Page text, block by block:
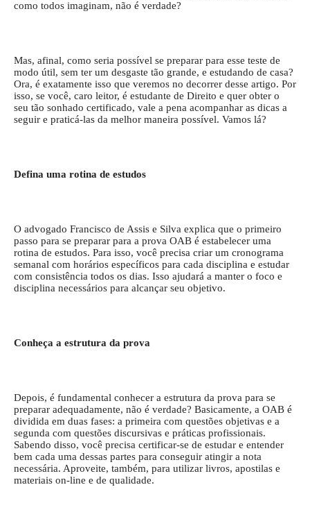
como todos imaginam, não é verdade?
Mas, afinal, como seria possível se preparar para esse teste de
modo útil, sem ter um desgaste tão grande, e estudando de casa?
Ora, é exatamente isso que veremos no decorrer desse artigo. Por
isso, se você, caro leitor, é estudante de Direito e quer obter o
seu tão sonhado certificado, vale a pena acompanhar as dicas a
seguir e praticá-las da melhor maneira possível. Vamos lá?
Defina uma rotina de estudos
O advogado Francisco de Assis e Silva explica que o primeiro
passo para se preparar para a prova OAB é estabelecer uma
rotina de estudos. Para isso, você precisa criar um cronograma
semanal com horários específicos para cada disciplina e estudar
com consistência todos os dias. Isso ajudará a manter o foco e
disciplina necessários para alcançar seu objetivo.
Conheça a estrutura da prova
Depois, é fundamental conhecer a estrutura da prova para se
preparar adequadamente, não é verdade? Basicamente, a OAB é
dividida em duas fases: a primeira com questões objetivas e a
segunda com questões discursivas e práticas profissionais.
Sabendo disso, você precisa certificar-se de estudar e entender
bem cada uma dessas partes para conseguir atingir a nota
necessária. Aproveite, também, para utilizar livros, apostilas e
materiais on-line e de qualidade.